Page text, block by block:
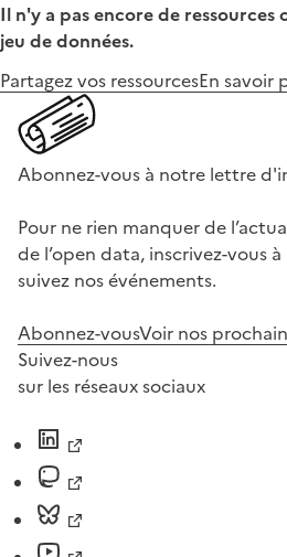
Il n'y a pas encore de
jeu de données.
Partagez vos ressourcesEn savoir
Abonnez-vous à notre lettre
Pour ne rien manquer de
de l’open data, inscrivez-vous
suivez nos événements.
Abonnez-vousVoir nos
Suivez-nous
sur les réseaux sociaux